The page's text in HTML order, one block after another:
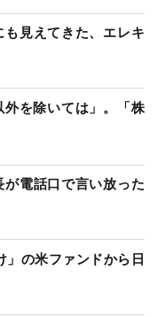
見えてきた、エレキ
を除いては」。「株
電話口で言い放った
の米ファンドから日